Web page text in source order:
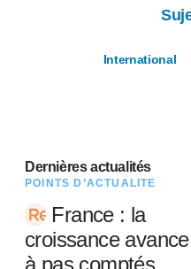
International
Dernières actualités
POINTS D’ACTUALITÉ
France : la
croissance avance